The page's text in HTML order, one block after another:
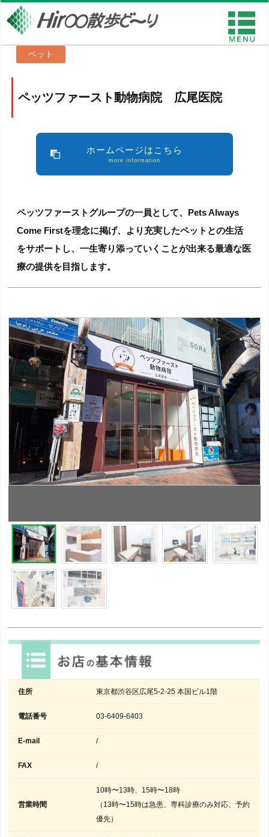
ペット
ペッツファースト動物病院 広尾医院
ホームページはこちら
more information
ペッツファーストグループの一員として、Pets Always
Come Firstを理念に掲げ、より充実したペットとの生活
をサポートし、一生寄り添っていくことが出来る最適な医
療の提供を目指します。
住所 東京都渋谷区広尾5-2-25 本国ビル1階
電話番号 03-6409-6403
E-mail /
FAX /
営業時間
10時〜13時、15時〜18時
（13時〜15時は急患、専科診療のみ対応、予約
優先）